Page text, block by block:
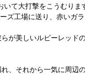
て大打撃をこうむりま
ズ工場に送り、赤いガ
が美しいルビーレッド
、それから一気に周辺